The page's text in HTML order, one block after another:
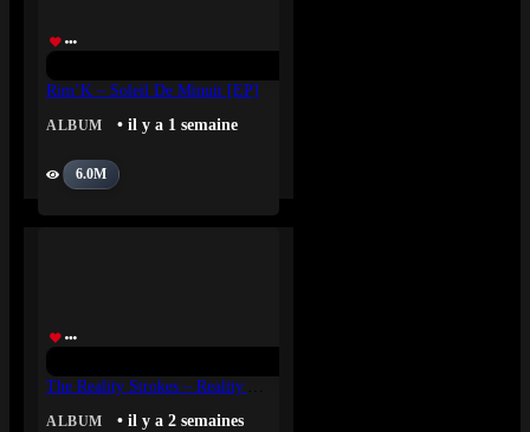
Rim’K – Soleil De Minuit [EP]
ALBUM • il y a 1 semaine
6.0M
ALBUM • il y a 2 semaines